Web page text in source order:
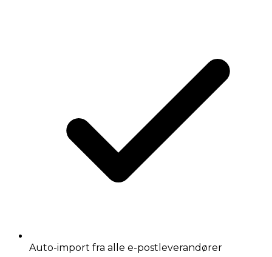
Auto-import fra alle e-postleverandører